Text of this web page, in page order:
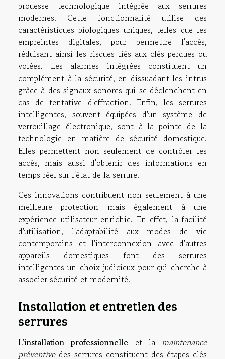
prouesse technologique intégrée aux serrures
modernes. Cette fonctionnalité utilise des
caractéristiques biologiques uniques, telles que les
empreintes digitales, pour permettre l'accès,
réduisant ainsi les risques liés aux clés perdues ou
volées. Les alarmes intégrées constituent un
complément à la sécurité, en dissuadant les intrus
grâce à des signaux sonores qui se déclenchent en
cas de tentative d'effraction. Enfin, les serrures
intelligentes, souvent équipées d'un système de
verrouillage électronique, sont à la pointe de la
technologie en matière de sécurité domestique.
Elles permettent non seulement de contrôler les
accès, mais aussi d'obtenir des informations en
temps réel sur l'état de la serrure.
Ces innovations contribuent non seulement à une
meilleure protection mais également à une
expérience utilisateur enrichie. En effet, la facilité
d'utilisation, l'adaptabilité aux modes de vie
contemporains et l'interconnexion avec d'autres
appareils domestiques font des serrures
intelligentes un choix judicieux pour qui cherche à
associer sécurité et modernité.
Installation et entretien des
serrures
L'installation professionnelle et la maintenance
préventivedes serrures constituent des étapes clés